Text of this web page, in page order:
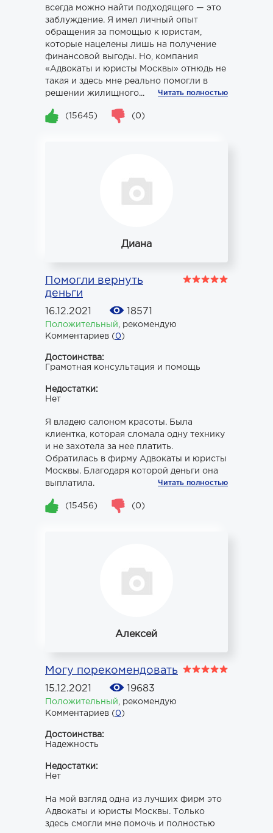
всегда можно найти подходящего — это
заблуждение. Я имел личный опыт
обращения за помощью к юристам,
которые нацелены лишь на получение
финансовой выгоды. Но, компания
«Адвокаты и юристы Москвы» отнюдь не
такая и здесь мне реально помогли в
решении жилищного...
Читать полностью
(15645) (0)
Диана
Помогли вернуть
деньги
16.12.2021 18571
Положительный
рекомендую
Комментариев (0)
Достоинства:
Грамотная консультация и помощь
Недостатки:
Нет
Я владею салоном красоты. Была
клиентка, которая сломала одну технику
и не захотела за нее платить.
Обратилась в фирму Адвокаты и юристы
Москвы. Благодаря которой деньги она
выплатила.
Читать полностью
(15456) (0)
Алексей
Могу порекомендовать
15.12.2021 19683
Положительный
рекомендую
Комментариев (0)
Достоинства:
Надежность
Недостатки:
Нет
На мой взгляд одна из лучших фирм это
Адвокаты и юристы Москвы. Только
здесь смогли мне помочь и полностью